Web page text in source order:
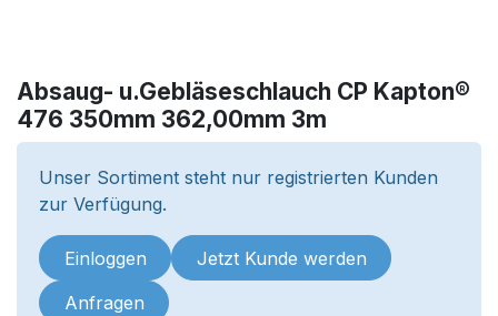
Absaug- u.Gebläseschlauch CP Kapton®
476 350mm 362,00mm 3m
Unser Sortiment steht nur registrierten Kunden
zur Verfügung.
Einloggen Jetzt Kunde werden
Anfragen